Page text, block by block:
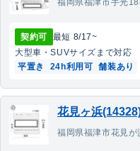
福岡県福津市手光
契約可 最短 8/17~
大型車・SUVサイズまで対応
平置き
24h利用可 舗装あり
花見ヶ浜
福岡県福津市花見が